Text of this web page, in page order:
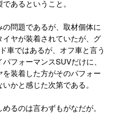
あるということ。
問題であるが、取材個体に
ヤが装着されていたが、グ
車ではあるが、オフ車と言う
フォーマンスSUVだけに、
装着した方がそのパフォー
かと感じた次第である。
るのは言わずもがなだが。